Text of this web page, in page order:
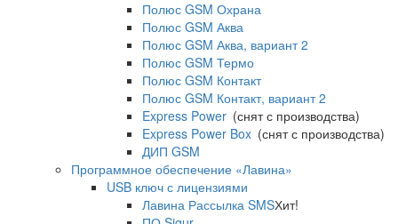
Полюс GSM Охрана
Полюс GSM Аква
Полюс GSM Аква, вариант 2
Полюс GSM Термо
Полюс GSM Контакт
Полюс GSM Контакт, вариант 2
Express Power (снят с производства)
Express Power Box (снят с производства)
ДИП GSM
Программное обеспечение «Лавина»
USB ключ с лицензиями
Лавина Рассылка SMSХит!